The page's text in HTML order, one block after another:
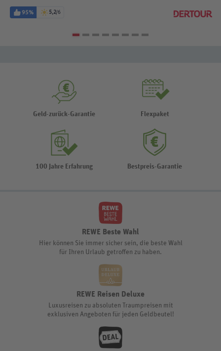
95% 5,2/6
Geld-zurück-Garantie Flexpaket
100 Jahre Erfahrung Bestpreis-Garantie
REWE Beste Wahl
Hier können Sie immer sicher sein, die beste Wahl
für Ihren Urlaub getroffen zu haben.
REWE Reisen Deluxe
Luxusreisen zu absoluten Traumpreisen mit
exklusiven Angeboten für jeden Geldbeutel!